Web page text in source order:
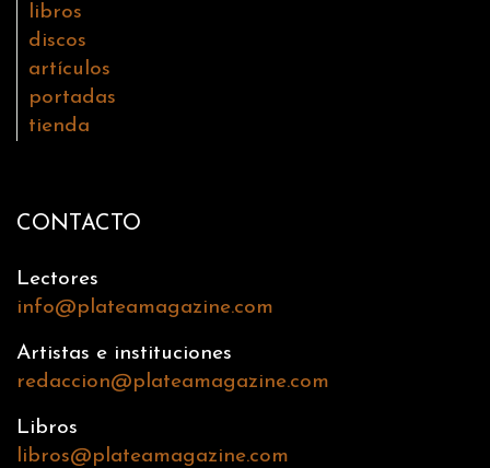
libros
discos
artículos
portadas
tienda
CONTACTO
Lectores
info@plateamagazine.com
Artistas e instituciones
redaccion@plateamagazine.com
Libros
libros@plateamagazine.com